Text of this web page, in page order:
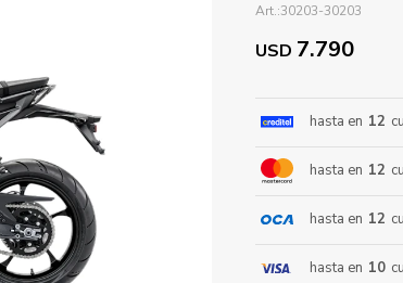
30203-30203
USD 7.790
hasta en 12
hasta en 12
hasta en 12
hasta en 10
ENVIAR